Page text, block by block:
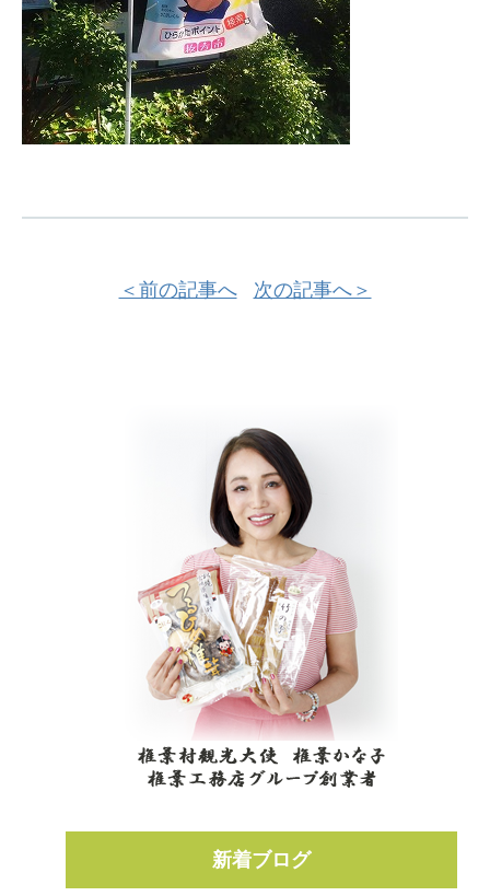
＜前の記事へ 次の記事へ＞
新着ブログ